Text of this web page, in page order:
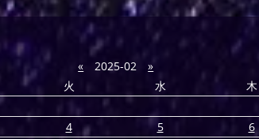
« 2025-02 »
火 水 木
4 5 6